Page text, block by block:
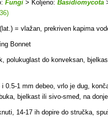
Fungi > Koljeno: Basidiomycota
(lat.) = vlažan, prekriven kapima
Bonnet
polukuglast do konveksan,
0.5-1 mm debeo, vrlo je dug,
bjelkast ili sivo-smeđ, na
14-17 ih dopire do stručka,